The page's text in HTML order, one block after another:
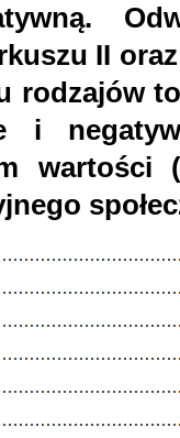
II
rodzajów
wartości